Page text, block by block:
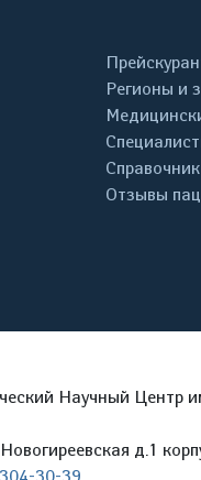
Регионы и
Отзывы
Научный Центр
д.1